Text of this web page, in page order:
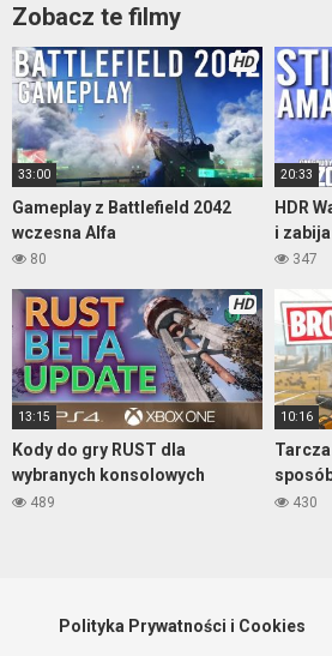
Zobacz te filmy
HD
33:00
Gameplay z Battlefield 2042
wczesna Alfa
80
20:33
HDR
i
347
HD
13:15
Kody do gry RUST dla
wybranych konsolowych
graczy – PS5 beta!
489
10:16
430
Polityka Prywatności i Cookies